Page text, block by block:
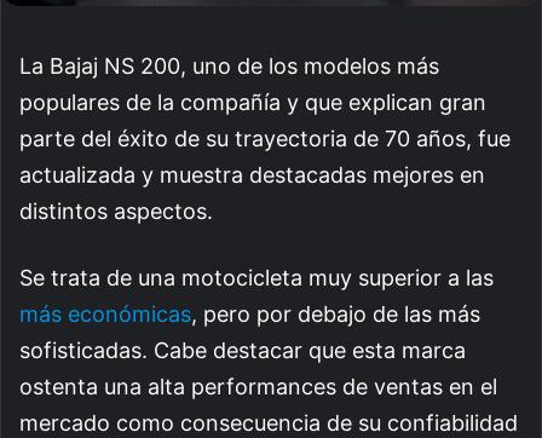
La Bajaj NS 200, uno de los modelos más
populares de la compañía y que explican gran
parte del éxito de su trayectoria de 70 años, fue
actualizada y muestra destacadas mejores en
distintos aspectos.
Se trata de una motocicleta muy superior a las
más económicas, pero por debajo de las más
sofisticadas. Cabe destacar que esta marca
ostenta una alta performances de ventas en el
mercado como consecuencia de su confiabilidad